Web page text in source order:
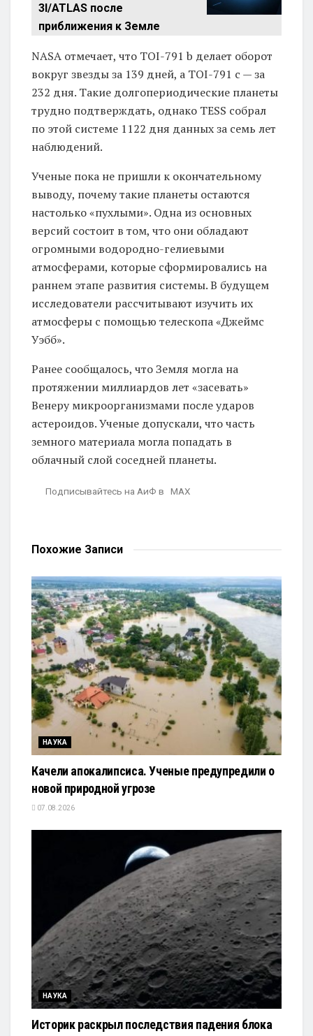
3I/ATLAS после
приближения к Земле
NASA отмечает, что TOI-791 b делает оборот
вокруг звезды за 139 дней, а TOI-791 c — за
232 дня. Такие долгопериодические планеты
трудно подтверждать, однако TESS собрал
по этой системе 1122 дня данных за семь лет
наблюдений.
Ученые пока не пришли к окончательному
выводу, почему такие планеты остаются
настолько «пухлыми». Одна из основных
версий состоит в том, что они обладают
огромными водородно-гелиевыми
атмосферами, которые сформировались на
раннем этапе развития системы. В будущем
исследователи рассчитывают изучить их
атмосферы с помощью телескопа «Джеймс
Уэбб».
Ранее сообщалось, что Земля могла на
протяжении миллиардов лет «засевать»
Венеру микроорганизмами после ударов
астероидов. Ученые допускали, что часть
земного материала могла попадать в
облачный слой соседней планеты.
Подписывайтесь на АиФ в MAX
Похожие Записи
НАУКА
Качели апокалипсиса. Ученые предупредили о
новой природной угрозе
07.08.2026
НАУКА
Историк раскрыл последствия падения блока